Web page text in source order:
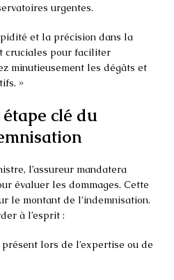
urgentes.
et la précision dans la
cruciales pour faciliter
minutieusement les dégâts et
»
étape clé du
l’assureur mandatera
évaluer les dommages. Cette
le montant de l’indemnisation.
à l’esprit :
lors de l’expertise ou de